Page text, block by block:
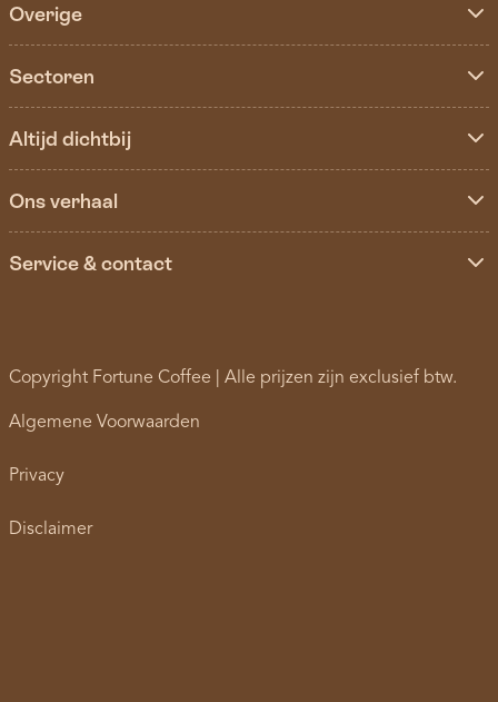
Overige
Sectoren
Altijd dichtbij
Ons verhaal
Service & contact
Copyright Fortune Coffee | Alle prijzen zijn exclusief btw.
Algemene Voorwaarden
Privacy
Disclaimer